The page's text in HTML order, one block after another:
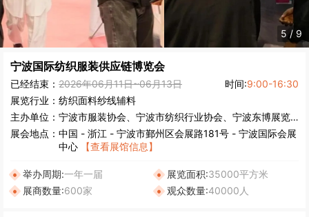
5/ 9
宁波国际纺织服装供应链博览会
已经结束： 2026年06月11日~06月13日 时间:9:00-16:30
展览行业： 纺织面料纱线辅料
主办单位： 宁波市服装协会、宁波市纺织行业协会、宁波东博展览有限公司
展会地点： 中国 - 浙江 - 宁波市鄞州区会展路181号 - 宁波国际会展
中心
【查看展馆信息】
举办周期:一年一届 展览面积:35000平方米
展商数量:600家 观众数量:40000人